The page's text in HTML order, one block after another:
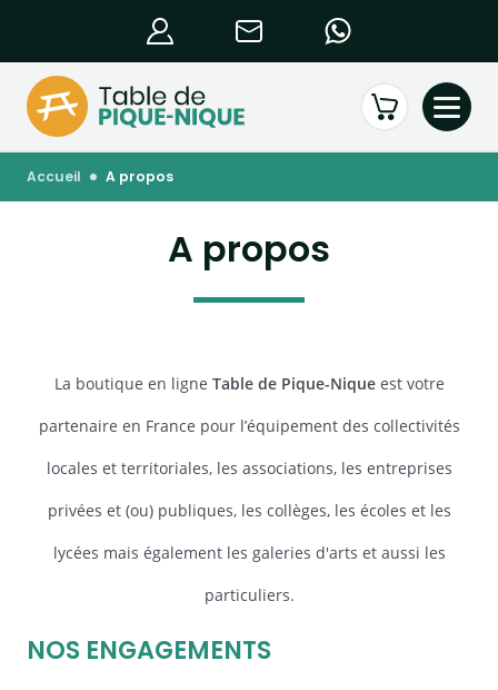
accueil a propos
A propos
La boutique en ligne Table de Pique-Niqueest votre
partenaire en France pour l’équipement des collectivités
locales et territoriales, les associations, les entreprises
privées et (ou) publiques, les collèges, les écoles et les
lycées mais également les galeries d'arts et aussi les
particuliers.
NOS ENGAGEMENTS